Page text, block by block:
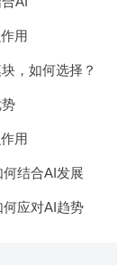
用
，如何选择？
用
结合AI发展
何应对AI趋势